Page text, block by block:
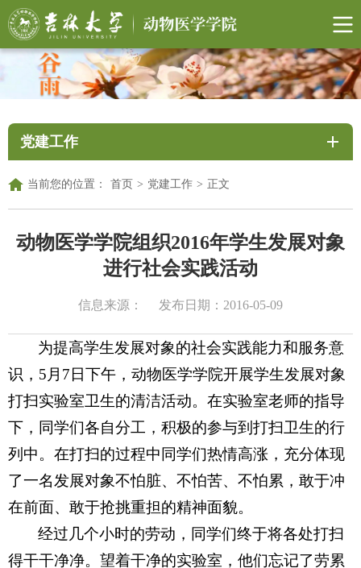
党建工作
当前您的位置： 首页 > 党建工作 > 正文
动物医学学院组织2016年学生发展对象
进行社会实践活动
信息来源： 发布日期：2016-05-09
为提高学生发展对象的社会实践能力和服务意
识，5月7日下午，动物医学学院开展学生发展对象
打扫实验室卫生的清洁活动。在实验室老师的指导
下，同学们各自分工，积极的参与到打扫卫生的行
列中。在打扫的过程中同学们热情高涨，充分体现
了一名发展对象不怕脏、不怕苦、不怕累，敢于冲
在前面、敢于抢挑重担的精神面貌。
经过几个小时的劳动，同学们终于将各处打扫
得干干净净。望着干净的实验室，他们忘记了劳累